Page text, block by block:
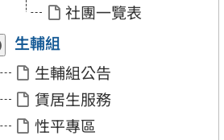
活
動」
活
動」
社團一覽表
收
合
「生
組」
展
開
「生
組」
生輔組
生輔組公告
賃居生服務
性平專區